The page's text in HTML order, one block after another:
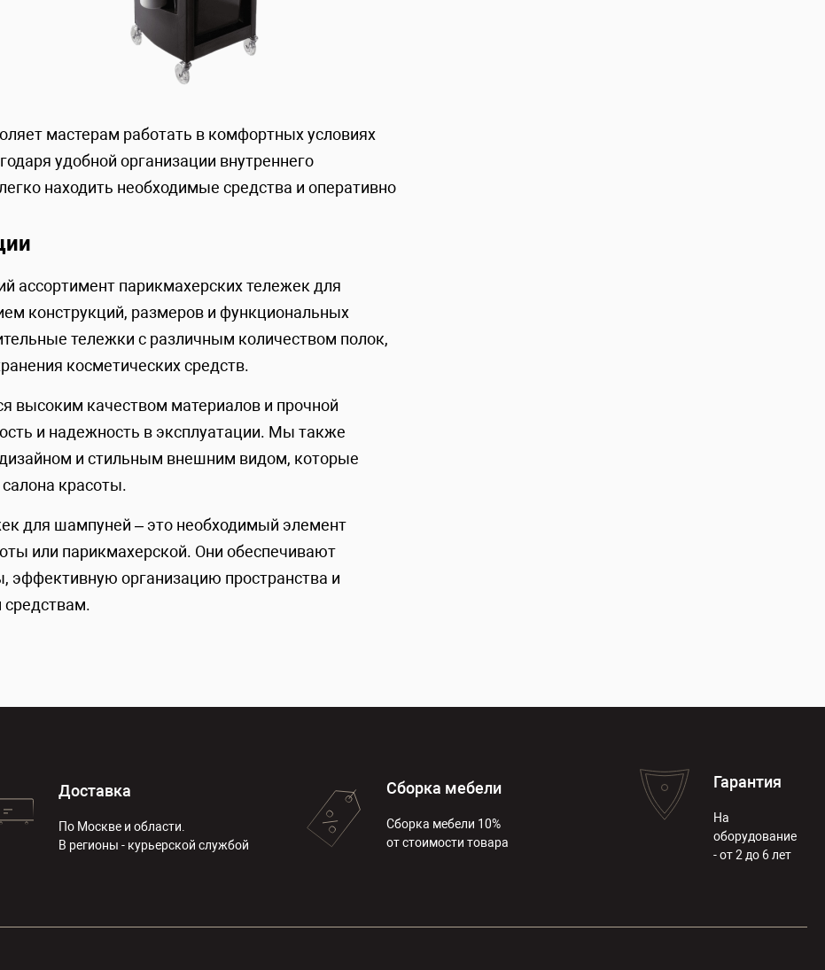
мастерам работать в комфортных условиях
удобной организации внутреннего
находить необходимые средства и оперативно
ассортимент парикмахерских тележек для
конструкций, размеров и функциональных
тележки с различным количеством полок,
косметических средств.
высоким качеством материалов и прочной
и надежность в эксплуатации. Мы также
и стильным внешним видом, которые
красоты.
для шампуней – это необходимый элемент
или парикмахерской. Они обеспечивают
эффективную организацию пространства и
Доставка
По Москве и области.
В регионы - курьерской службой
Сборка мебели
Сборка мебели 10%
от стоимости товара
Гарантия
На
оборудование
- от 2 до 6 лет